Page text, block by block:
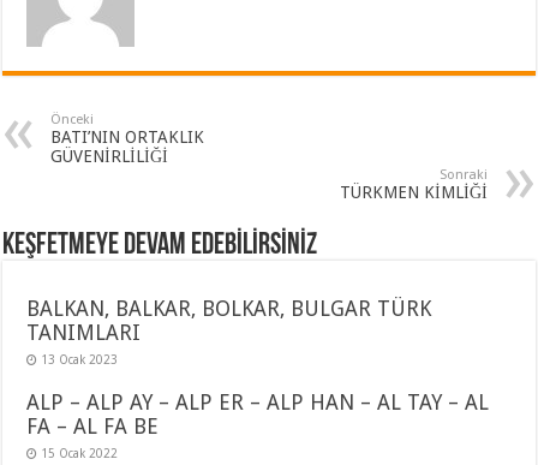
Önceki
BATI’NIN ORTAKLIK
GÜVENİRLİLİĞİ
Sonraki
TÜRKMEN KİMLİĞİ
KEŞFETMEYE DEVAM EDEBİLİRSİNİZ
BALKAN, BALKAR, BOLKAR, BULGAR TÜRK
TANIMLARI
13 Ocak 2023
ALP – ALP AY – ALP ER – ALP HAN – AL TAY – AL
FA – AL FA BE
15 Ocak 2022